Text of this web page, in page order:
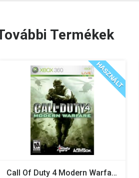
Termékek
HASZNÁLT
Call Of Duty 4 Modern Warfare - Xbox 360